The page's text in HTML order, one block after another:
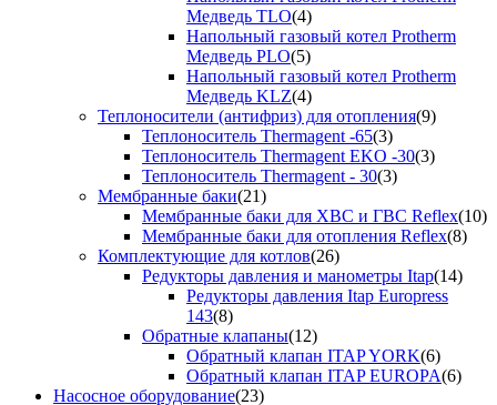
Медведь TLO(4)
Напольный газовый котел Protherm
Медведь PLO(5)
Напольный газовый котел Protherm
Медведь KLZ(4)
Теплоносители (антифриз) для отопления(9)
Теплоноситель Thermagent -65(3)
Теплоноситель Thermagent EKO -30(3)
Теплоноситель Thermagent - 30(3)
Мембранные баки(21)
Мембранные баки для ХВС и ГВС Reflex(10)
Мембранные баки для отопления Reflex(8)
Комплектующие для котлов(26)
Редукторы давления и манометры Itap(14)
Редукторы давления Itap Europress
143(8)
Обратные клапаны(12)
Обратный клапан ITAP YORK(6)
Обратный клапан ITAP EUROPA(6)
Насосное оборудование(23)